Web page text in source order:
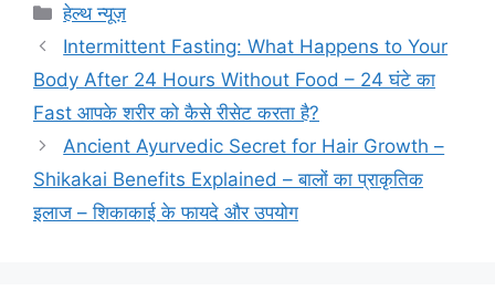
हेल्थ न्यूज़
Intermittent Fasting: What Happens to Your
Body After 24 Hours Without Food – 24 घंटे का
Fast आपके शरीर को कैसे रीसेट करता है?
Ancient Ayurvedic Secret for Hair Growth –
Shikakai Benefits Explained – बालों का प्राकृतिक
इलाज – शिकाकाई के फायदे और उपयोग